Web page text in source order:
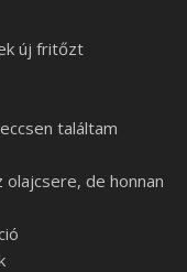
új fritőzt
találtam
de honnan